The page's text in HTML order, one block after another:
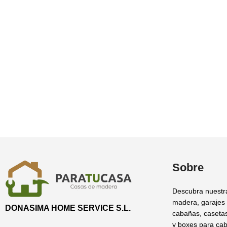
DONASIMA HOME SERVICE S.L.
Sobre
Descubra
madera,
cabañas,
y boxes para